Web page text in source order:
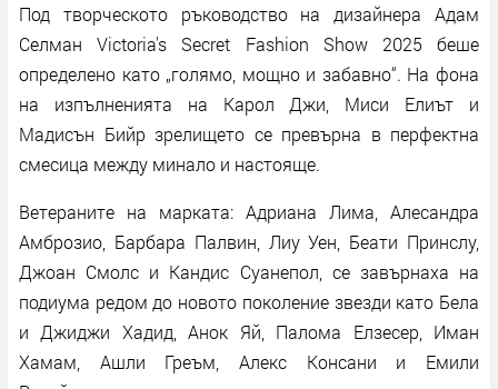
Под творческото ръководство на дизайнера Адам
Селман Victoria's Secret Fashion Show 2025 беше
определено като „голямо, мощно и забавно“. На фона
на изпълненията на Карол Джи, Миси Елиът и
Мадисън Бийр зрелището се превърна в перфектна
смесица между минало и настояще.
Ветераните на марката: Адриана Лима, Алесандра
Амброзио, Барбара Палвин, Лиу Уен, Беати Принслу,
Джоан Смолс и Кандис Суанепол, се завърнаха на
подиума редом до новото поколение звезди като Бела
и Джиджи Хадид, Анок Яй, Палома Елзесер, Иман
Хамам, Ашли Греъм, Алекс Консани и Емили